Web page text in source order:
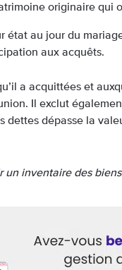
originaire qui
état au jour du
aux acquêts.
a acquittées et
Il exclut
dettes dépasse la
un inventaire des